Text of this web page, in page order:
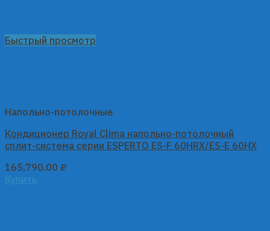
Быстрый просмотр
Напольно-потолочные
Кондиционер Royal Clima напольно-потолочный
сплит-система серии ESPERTO ES-F 60HRX/ES-E 60HX
165,790.00 ₽
Купить